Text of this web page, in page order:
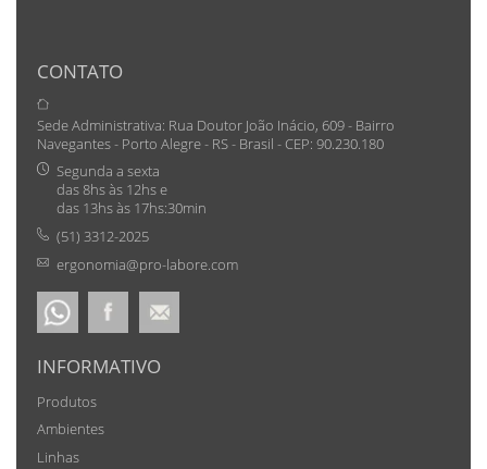
CONTATO
Sede Administrativa: Rua Doutor João Inácio, 609 - Bairro
Navegantes - Porto Alegre - RS - Brasil - CEP: 90.230.180
Segunda a sexta
das 8hs às 12hs e
das 13hs às 17hs:30min
(51) 3312-2025
ergonomia@pro-labore.com
INFORMATIVO
Produtos
Ambientes
Linhas